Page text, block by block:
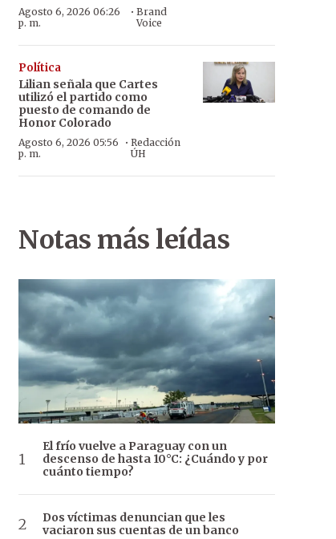
Agosto 6, 2026 06:26
p. m.
· Brand
Voice
Política
Lilian señala que Cartes
utilizó el partido como
puesto de comando de
Honor Colorado
Agosto 6, 2026 05:56
p. m.
· Redacción
ÚH
Notas más leídas
El frío vuelve a Paraguay con un
descenso de hasta 10°C: ¿Cuándo y por
cuánto tiempo?
Dos víctimas denuncian que les
vaciaron sus cuentas de un banco